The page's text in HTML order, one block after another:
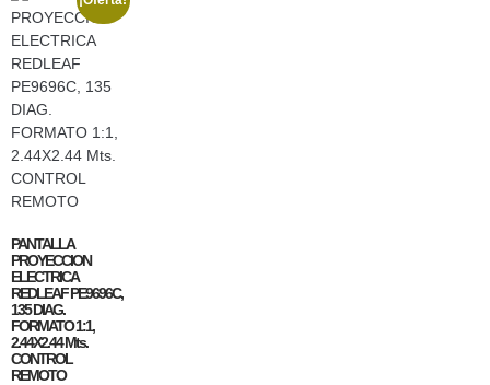
PANTALLA
PROYECCION
ELECTRICA
REDLEAF PE9696C,
135 DIAG.
FORMATO 1:1,
2.44X2.44 Mts.
CONTROL
REMOTO